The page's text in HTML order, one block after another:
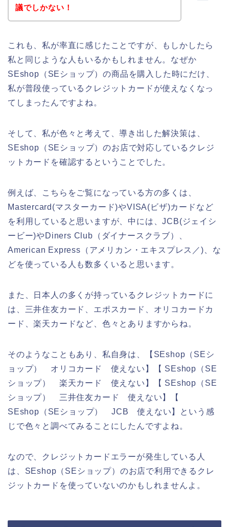
議でしかない！
これも、私が率直に感じたことですが、もしかしたら
私と同じような人もいるかもしれません。なぜか
SEshop（SEショップ）の商品を購入した時にだけ、
私が普段使っているクレジットカードが使えなくなっ
てしまったんですよね。
そして、私が色々と考えて、導き出した解決策は、
SEshop（SEショップ）のお店で対応しているクレジ
ットカードを確認するということでした。
例えば、こちらをご覧になっている方の多くは、
Mastercard(マスターカード)やVISA(ビザ)カードなど
を利用していると思いますが、中には、JCB(ジェイシ
ービー)やDiners Club（ダイナースクラブ）、
American Express（アメリカン・エキスプレス／)、な
どを使っている人も数多くいると思います。
また、日本人の多くが持っているクレジットカードに
は、三井住友カード、エポスカード、オリコカードカ
ード、楽天カードなど、色々とありますからね。
そのようなこともあり、私自身は、【SEshop（SEシ
ョップ） オリコカード 使えない】【 SEshop（SE
ショップ） 楽天カード 使えない】【 SEshop（SE
ショップ） 三井住友カード 使えない】【
SEshop（SEショップ） JCB 使えない】という感
じで色々と調べてみることにしたんですよね。
なので、クレジットカードエラーが発生している人
は、SEshop（SEショップ）のお店で利用できるクレ
ジットカードを使っていないのかもしれませんよ。